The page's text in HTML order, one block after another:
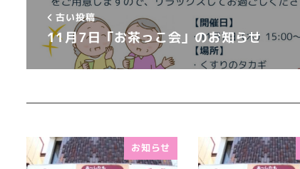
古い投稿
11月7日「お茶っこ会」のお知らせ
お知らせ